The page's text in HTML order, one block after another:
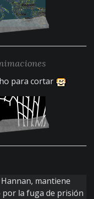
para cortar
mantiene
la fuga de prisión